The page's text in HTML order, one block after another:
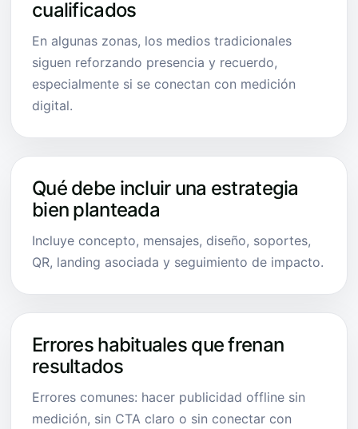
cualificados
En algunas zonas, los medios tradicionales
siguen reforzando presencia y recuerdo,
especialmente si se conectan con medición
digital.
Qué debe incluir una estrategia
bien planteada
Incluye concepto, mensajes, diseño, soportes,
QR, landing asociada y seguimiento de impacto.
Errores habituales que frenan
resultados
Errores comunes: hacer publicidad offline sin
medición, sin CTA claro o sin conectar con